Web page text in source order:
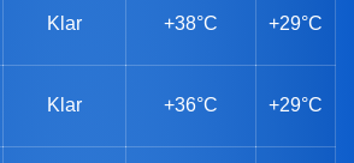
Klar +38°C +29°C
Klar +36°C +29°C